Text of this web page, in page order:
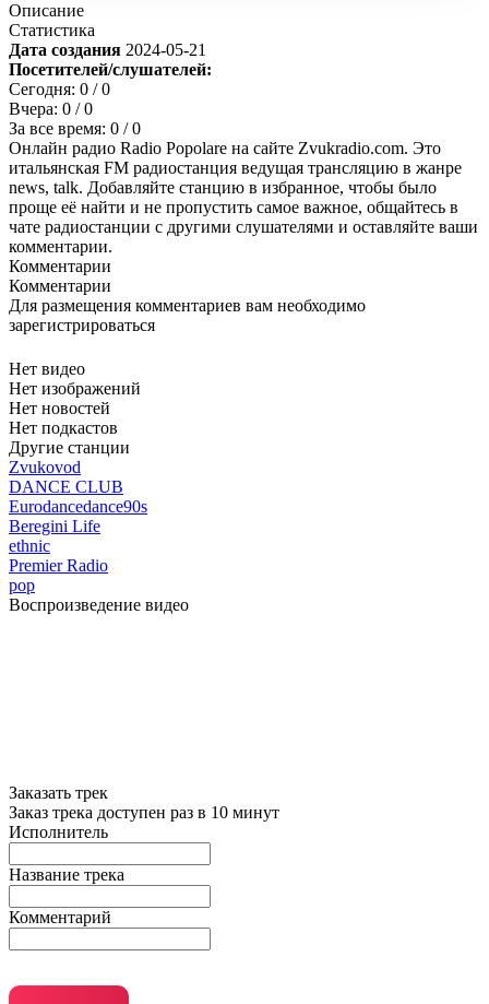
Описание
Статистика
Дата создания 2024-05-21
Посетителей/слушателей:
Сегодня: 0 / 0
Вчера: 0 / 0
За все время: 0 / 0
Онлайн радио Radio Popolare на сайте Zvukradio.com. Это
итальянская FM радиостанция ведущая трансляцию в жанре
news, talk. Добавляйте станцию в избранное, чтобы было
проще её найти и не пропустить самое важное, общайтесь в
чате радиостанции с другими слушателями и оставляйте ваши
комментарии.
Комментарии
Комментарии
Для размещения комментариев вам необходимо
зарегистрироваться
Нет видео
Нет изображений
Нет новостей
Нет подкастов
Другие станции
Zvukovod
DANCE CLUB
Eurodancedance90s
Beregini Life
ethnic
Premier Radio
pop
Воспроизведение видео
Заказать трек
Заказ трека доступен раз в 10 минут
Исполнитель
Название трека
Комментарий